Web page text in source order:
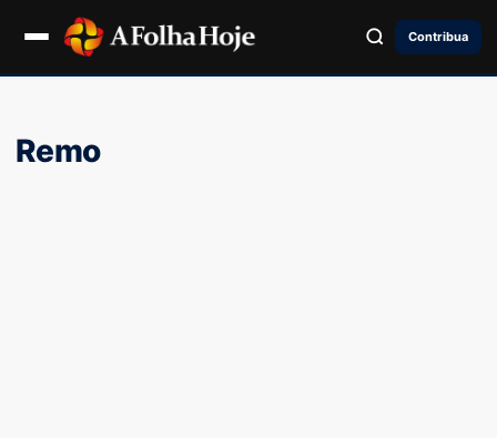
Contribua
Remo